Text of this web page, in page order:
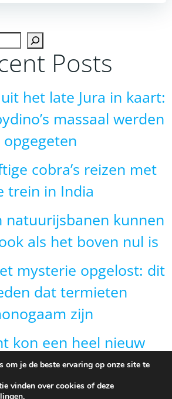
navigation
Posts
het late Jura in kaart:
massaal werden
opgegeten
cobra’s reizen met
trein in India
natuurijsbanen kunnen
als het boven nul is
mysterie opgelost: dit
dat termieten
zijn
kon een heel nieuw
door van vorm te
en dat is onverwacht
om je de beste ervaring op onze site te
vinden over cookies of deze
.